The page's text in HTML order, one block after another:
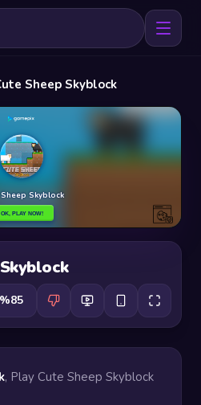
Sheep Skyblock
%85
, Play Cute Sheep Skyblock